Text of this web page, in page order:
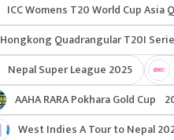
ICC Womens T20 World Cup Asia
Hongkong Quadrangular T20I
Nepal Super League 2025
AAHA RARA Pokhara Gold Cup
West Indies A Tour to Nepal